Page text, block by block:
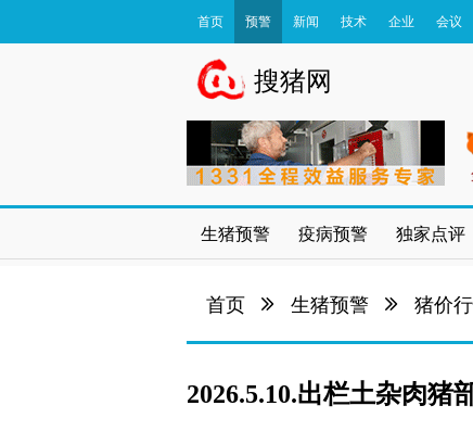
首页 预警 新闻 技术 企业 会议
数据库
搜猪网
生猪预警 疫病预警 独家点评
首页 生猪预警 猪价
2026.5.10.出栏土杂肉猪